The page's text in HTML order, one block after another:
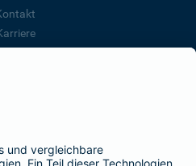
BarmeniaGothaer